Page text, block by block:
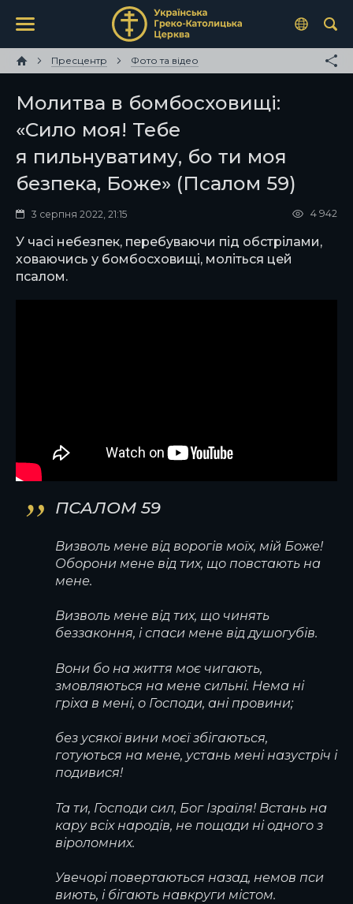
Пресцентр Фото та відео
Молитва в бомбосховищі:
«Сило моя! Тебе
я пильнуватиму, бо ти моя
безпека, Боже» (Псалом 59)
3 серпня 2022, 21:15 4 942
У часі небезпек, перебуваючи під обстрілами,
ховаючись у бомбосховищі, моліться цей
псалом.
ПСАЛОМ 59
Визволь мене від ворогів моїх, мій Боже!
Оборони мене від тих, що повстають на
мене.
Визволь мене від тих, що чинять
беззаконня, і спаси мене від душогубів.
Вони бо на життя моє чигають,
змовляються на мене сильні. Нема ні
гріха в мені, о Господи, ані провини;
без усякої вини моєї збігаються,
готуються на мене, устань мені назустріч і
подивися!
Та ти, Господи сил, Бог Ізраїля! Встань на
кару всіх народів, не пощади ні одного з
віроломних.
Увечорі повертаються назад, немов пси
виють, і бігають навкруги містом.